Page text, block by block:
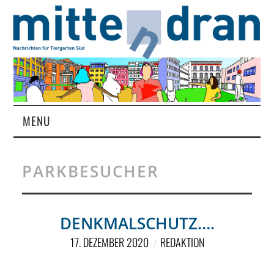
MENU
MAGAZIN
ÜBER UNS
RUBRIKEN
PARKBESUCHER
DENKMALSCHUTZ….
17. DEZEMBER 2020 REDAKTION